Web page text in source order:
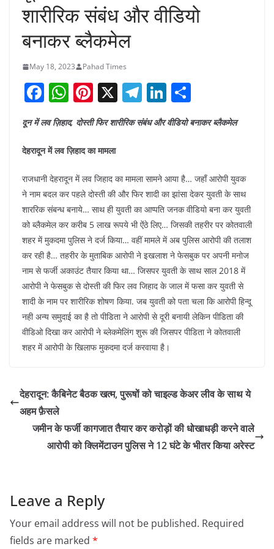
शारीरिक संबंध और वीडियो
बनाकर ब्लैकमेल
May 18, 2023 Pahad Times
F
a
c
e
b
o
o
k
W
at
s
A
p
p
Pi
nt
er
e
st
X T
el
e
a
m
Li
n
k
dI
n
ar
दून में लव ज़िहाद, दोस्ती फिर शारीरिक संबंध और वीडियो बनाकर ब्लैकमेल
देहरादून में लव ज़िहाद का मामला
राजधानी देहरादून में लव जिहाद का मामला सामने आया है… जहाँ आरोपी युवक
ने नाम बदल कर पहले दोस्ती की और फिर शादी का झांसा देकर युवती के साथ
शाररिक संबन्ध बनाये… साथ ही युवती का आप्पति जनक वीडियो बना कर युवती
को ब्लैकमेल कर करीब 5 लाख रूपये भी ऐंठे लिए… जिसकी तहरीर पर कोतवाली
शहर में मुकदमा पुलिस ने दर्ज किया… वहीं मामले में अब पुलिस आरोपी की तलाश
कर रही है… तहरीर के मुताबिक आरोपी ने इखलाश ने फेसबुक पर अपनी मनोज
नाम से फर्जी अकाउंट तैयार किया था… जिसपर युवती के साथ साल 2018 में
आरोपी ने फेसबुक से दोस्ती की फिर लव जिहाद के जाल में फसा कर युवती से
शादी के नाम पर शारीरिक शोषण किया. जब युवती को पता चला कि आरोपी हिन्दू
नही अन्य समुदाई का है तो पीडिता ने आरोपी से दूरी बनायी लेकिन पीडिता की
वीडिओ दिखा कर आरोपी ने ब्लेकमेलिंग शुरू की जिसपर पीडिता ने कोतवाली
शहर में आरोपी के खिलाफ मुकदमा दर्ज करवाया है।
देहरादून: कैबिनेट बैठक खत्म, पुरूषों को चाइल्ड केअर लीव के साथ ये
अहम फ़ैसले
जमीन के फर्जी कागजात तैयार कर करोड़ों की धोखाधड़ी करने वाले
आरोपी को क्लिमेंटाउन पुलिस ने 12 घंटे के भीतर किया अरेस्ट
Leave a Reply
Your email address will not be published. Required
fields are marked *